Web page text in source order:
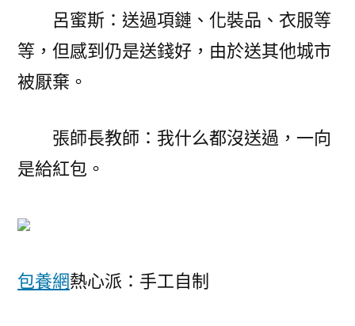
呂蜜斯：送過項鏈、化裝品、衣服等
等，但感到仍是送錢好，由於送其他城市
被厭棄。
張師長教師：我什么都沒送過，一向
是給紅包。
包養網熱心派：手工自制